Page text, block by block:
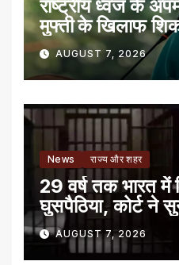
राष्ट्रीय ध्वज के
मुफ्ती के खिलाफ
AUGUST 7, 2026
News राज्य और शहर
29 वर्ष तक भारत में
घुसपैठिया, कोर्ट ने
AUGUST 7, 2026